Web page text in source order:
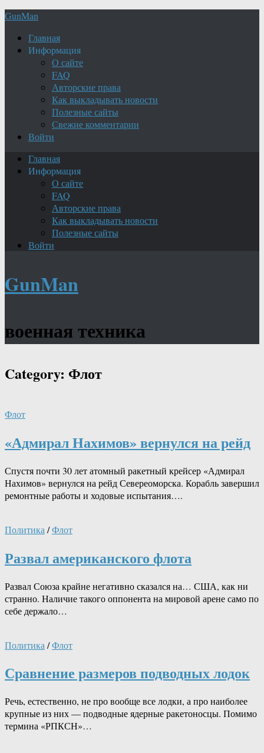
GunMan
Главная
Информация
О сайте
FAQ
Авторские права
Как выкладывать новости
Полезные сайты
Свежие комментарии
Войти
Главная
Информация
О сайте
FAQ
Авторские права
Как выкладывать новости
Полезные сайты
Войти
GunMan
военная техника
Category: Флот
Флот
«Адмирал Нахимов» вернулся на рейд
Спустя почти 30 лет атомный ракетный крейсер «Адмирал
Нахимов» вернулся на рейд Севереоморска. Корабль завершил
ремонтные работы и ходовые испытания….
Политика /Флот
Развал американского флота
Развал Союза крайне негативно сказался на… США, как ни
странно. Наличие такого оппонента на мировой арене само по
себе держало…
Политика /Флот
Сравнение размеров подводных лодок
Речь, естественно, не про вообще все лодки, а про наиболее
крупные из них — подводные ядерные ракетоносцы. Помимо
термина «РПКСН»…